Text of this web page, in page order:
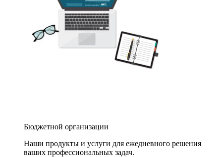
Бюджетной организации
Наши продукты и услуги для ежедневного решения
ваших профессиональных задач.